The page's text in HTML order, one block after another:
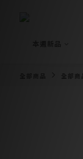
全部商